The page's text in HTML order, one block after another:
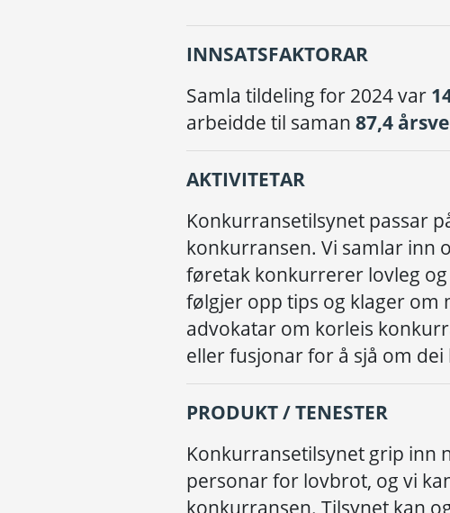
INNSATSFAKTORAR
Samla tildeling for 2024 var
arbeidde til saman 87,4
AKTIVITETAR
Konkurransetilsynet passar
konkurransen. Vi samlar inn
føretak konkurrerer lovleg
følgjer opp tips og klager om
advokatar om korleis
eller fusjonar for å sjå om
PRODUKT / TENESTER
Konkurransetilsynet grip inn
personar for lovbrot, og vi
konkurransen. Tilsynet kan